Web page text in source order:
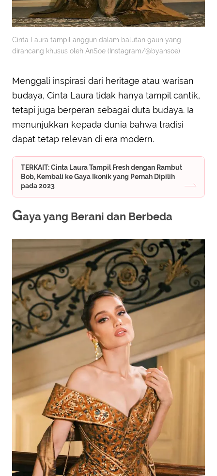
Cinta Laura tampil anggun dalam balutan gaun yang
dirancang khusus oleh AnSoe (Instagram/@byansoe)
Menggali inspirasi dari heritage atau warisan
budaya, Cinta Laura tidak hanya tampil cantik,
tetapi juga berperan sebagai duta budaya. Ia
menunjukkan kepada dunia bahwa tradisi
dapat tetap relevan di era modern.
TERKAIT: Cinta Laura Tampil Fresh dengan Rambut
Bob, Kembali ke Gaya Ikonik yang Pernah Dipilih
pada 2023
Gaya yang Berani dan Berbeda